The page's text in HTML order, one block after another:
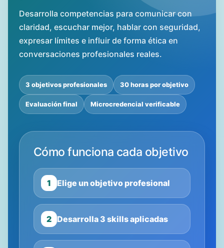
Desarrolla competencias para comunicar con
claridad, escuchar mejor, hablar con seguridad,
expresar límites e influir de forma ética en
conversaciones profesionales reales.
3 objetivos profesionales 30 horas por objetivo
Evaluación final Microcredencial verificable
Cómo funciona cada objetivo
1 Elige un objetivo profesional
2 Desarrolla 3 skills aplicadas